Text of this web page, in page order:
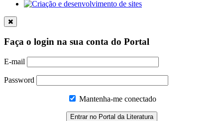
Faça o login na sua conta do Portal
E-mail
Password
Mantenha-me conectado